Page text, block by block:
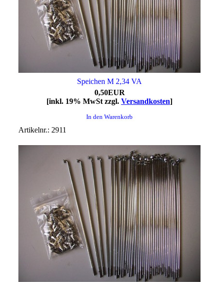
Speichen M 2,34 VA
0,50EUR
[inkl. 19% MwSt zzgl. Versandkosten]
In den Warenkorb
Artikelnr.: 2911